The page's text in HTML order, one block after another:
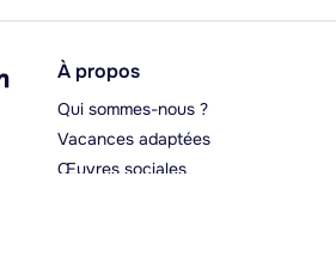
À propos
Qui sommes-nous ?
Vacances adaptées
Œuvres sociales